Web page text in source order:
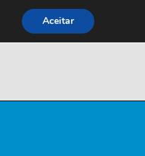
Aceitar